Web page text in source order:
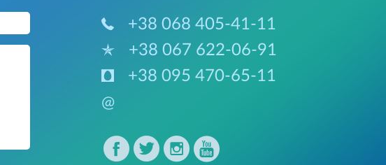
+38 068 405-41-11
+38 067 622-06-91
+38 095 470-65-11
@